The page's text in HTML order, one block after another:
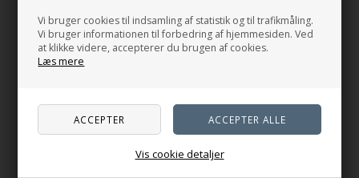
Vi bruger cookies til indsamling af statistik og til trafikmåling.
Vi bruger informationen til forbedring af hjemmesiden. Ved
at klikke videre, accepterer du brugen af cookies.
Læs mere
Vis cookie detaljer
eller
150 (150) 150 (200) 200 (200) 250 (250) 250 (300) g Pure Silk fra
Knitting for Olive (50 g = 250 m)
Den beige Ivy Top er strikket i Compatible Cashmere fra
Knitting for Olive i farven Pudder.
Garn i farven 4372 Dyp bordeaux.